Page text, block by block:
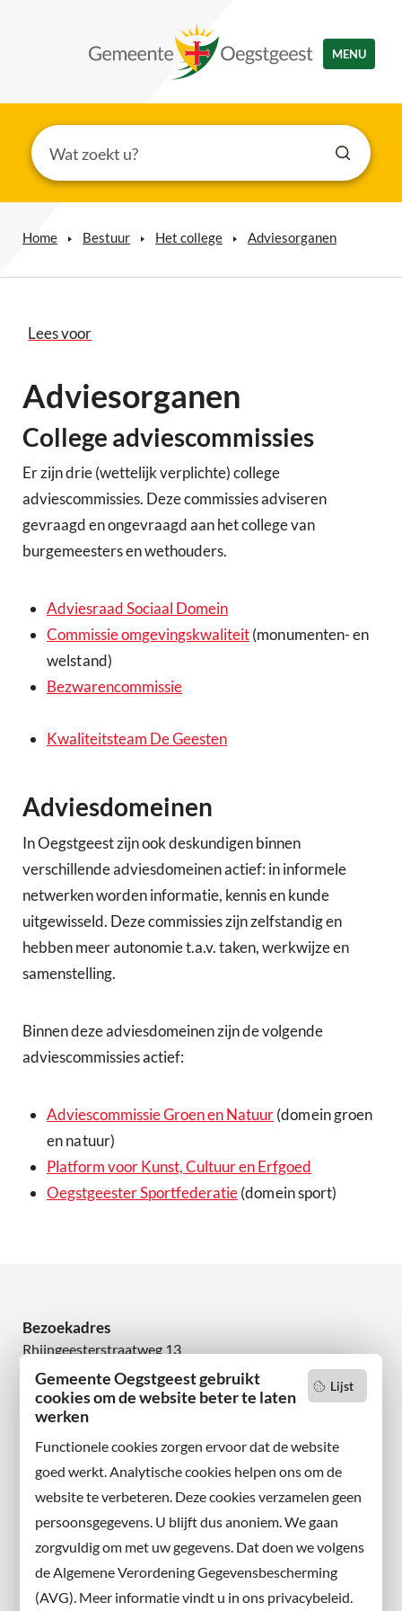
Lijst
Gemeente Oegstgeest gebruikt
cookies om de website beter te laten
werken
Functionele cookies zorgen ervoor dat de website
goed werkt. Analytische cookies helpen ons om de
website te verbeteren. Deze cookies verzamelen geen
persoonsgegevens. U blijft dus anoniem. We gaan
zorgvuldig om met uw gegevens. Dat doen we volgens
de Algemene Verordening Gegevensbescherming
(AVG). Meer informatie vindt u in ons privacybeleid.
MENU
Home Bestuur Het college Adviesorganen
Lees voor
Adviesorganen
College adviescommissies
Er zijn drie (wettelijk verplichte) college
adviescommissies. Deze commissies adviseren
gevraagd en ongevraagd aan het college van
burgemeesters en wethouders.
Adviesraad Sociaal Domein
Commissie omgevingskwaliteit(monumenten- en
welstand)
Bezwarencommissie
Kwaliteitsteam De Geesten
Adviesdomeinen
In Oegstgeest zijn ook deskundigen binnen
verschillende adviesdomeinen actief: in informele
netwerken worden informatie, kennis en kunde
uitgewisseld. Deze commissies zijn zelfstandig en
hebben meer autonomie t.a.v. taken, werkwijze en
samenstelling.
Binnen deze adviesdomeinen zijn de volgende
adviescommissies actief:
Adviescommissie Groen en Natuur(domein groen
en natuur)
Platform voor Kunst, Cultuur en Erfgoed
Oegstgeester Sportfederatie(domein sport)
Bezoekadres
Rhijngeesterstraatweg 13
2342 AN Oegstgeest
Wilt u niets missen?
en volg ons ook op sociale media.
Facebook
X
Instagram